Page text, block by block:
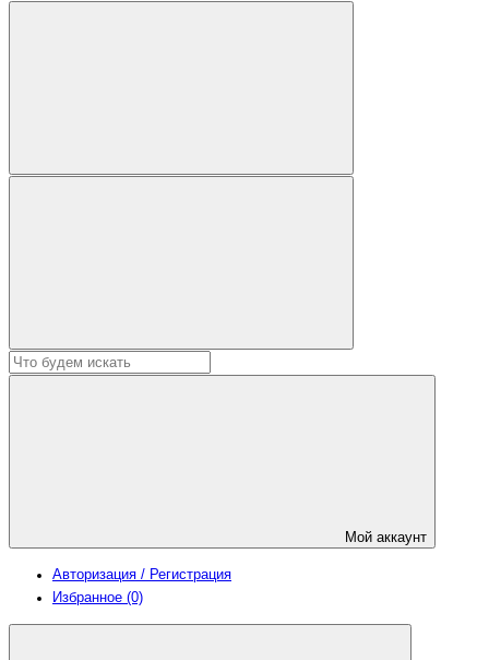
Мой аккаунт
Авторизация / Регистрация
Избранное (0)